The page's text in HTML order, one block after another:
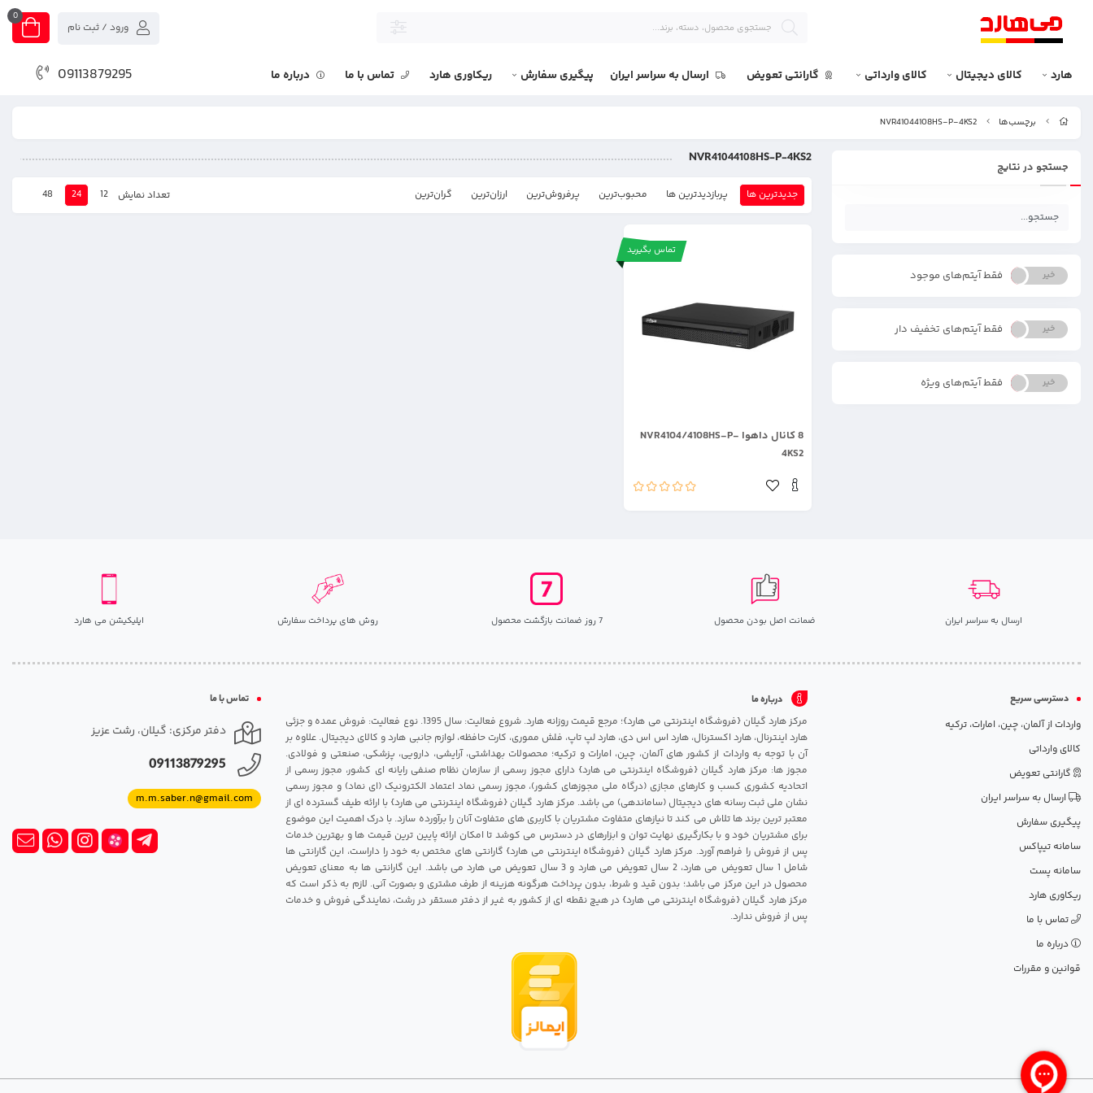
0
ورود / ثبت نام
هارد کالای دیجیتال کالای وارداتی گارانتی تعویض ارسال به سراسر ایران پیگیری سفارش ریکاوری هارد تماس با ما درباره ما 09113879295
برچسب‌ها NVR41044108HS-P-4KS2
جستجو در نتایج
بله خیر فقط آیتم‌های موجود
بله خیر فقط آیتم‌های تخفیف دار
بله خیر فقط آیتم‌های ویژه
NVR41044108HS-P-4KS2
جدیدترین ها پربازدیدترین ها محبوب‌‌ترین پرفروش‌ترین ارزان‌ترین گران‌ترین تعداد نمایش 12
24
48
تماس بگیرید
8 کانال داهوا NVR4104/4108HS-P-
4KS2
ارسال به سراسر ایران ضمانت اصل بودن محصول 7 روز ضمانت بازگشت محصول روش های پرداخت سفارش اپلیکیشن می هارد
دسترسی سریع
واردات از آلمان، چین، امارات، ترکیه
کالای وارداتی
گارانتی تعویض
ارسال به سراسر ایران
پیگیری سفارش
سامانه تیپاکس
سامانه پست
ریکاوری هارد
تماس با ما
درباره ما
قوانین و مقررات
درباره ما
مرکز هارد گیلان {فروشگاه اینترنتی می هارد}؛ مرجع قیمت روزانه هارد. شروع فعالیت: سال 1395. نوع فعالیت: فروش عمده و جزئی
هارد اینترنال، هارد اکسترنال، هارد اس اس دی، هارد لپ تاپ، فلش مموری، کارت حافظه، لوازم جانبی هارد و کالای دیجیتال. علاوه بر
آن با توجه به واردات از کشور های آلمان، چین، امارات و ترکیه؛ محصولات بهداشتی، آرایشی، دارویی، پزشکی، صنعتی و فولادی.
مجوز ها: مرکز هارد گیلان {فروشگاه اینترنتی می هارد} دارای مجوز رسمی از سازمان نظام صنفی رایانه ای کشور، مجوز رسمی از
اتحادیه کشوری کسب و کارهای مجازی (درگاه ملی مجوزهای کشور)، مجوز رسمی نماد اعتماد الکترونیک (ای نماد) و مجوز رسمی
نشان ملی ثبت رسانه های دیجیتال (ساماندهی) می باشد. مرکز هارد گیلان {فروشگاه اینترنتی می هارد} با ارائه طیف گسترده ای از
معتبر ترین برند ها تلاش می کند تا نیازهای متفاوت مشتریان با کاربری های متفاوت آنان را برآورده سازد. با درک اهمیت این موضوع
برای مشتریان خود و با بکارگیری نهایت توان و ابزارهای در دسترس می کوشد تا امکان ارائه پایین ترین قیمت ها و بهترین خدمات
پس از فروش را فراهم آورد. مرکز هارد گیلان {فروشگاه اینترنتی می هارد} گارانتی های مختص به خود را داراست، این گارانتی ها
شامل 1 سال تعویض می هارد، 2 سال تعویض می هارد و 3 سال تعویض می هارد می باشد. این گارانتی ها به معنای تعویض
محصول در این مرکز می باشد؛ بدون قید و شرط، بدون پرداخت هرگونه هزینه از طرف مشتری و بصورت آنی. لازم به ذکر است که
مرکز هارد گیلان {فروشگاه اینترنتی می هارد} در هیچ نقطه ای از کشور به غیر از دفتر مستقر در رشت، نمایندگی فروش و خدمات
پس از فروش ندارد.
تماس با ما
دفتر مرکزی: گیلان، رشت عزیز
09113879295
m.m.saber.n@gmail.com